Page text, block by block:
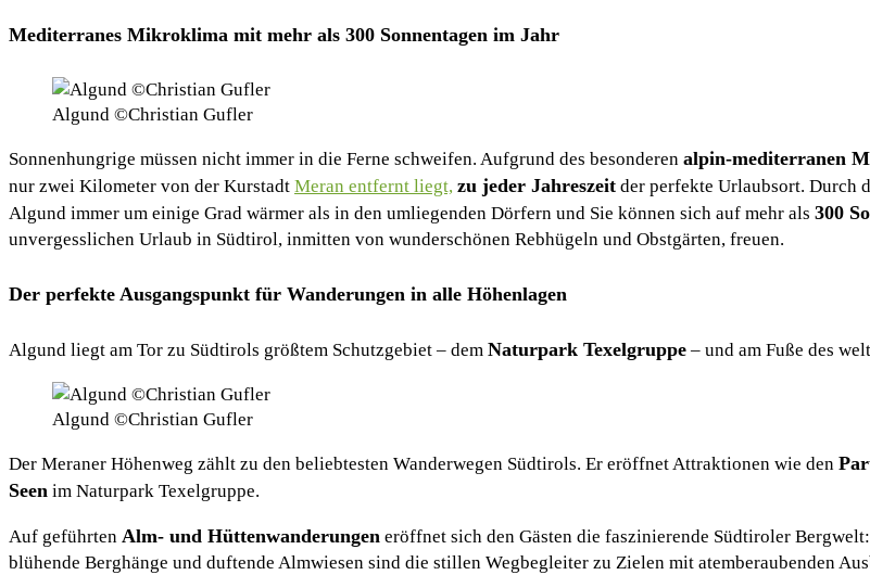
Mediterranes Mikroklima mit mehr als 300 Sonnentagen im Jahr
Algund ©Christian Gufler
Sonnenhungrige müssen nicht immer in die Ferne schweifen. Aufgrund des besonderen alpin-mediterranen
nur zwei Kilometer von der Kurstadt Meran entfernt liegt, zu jeder Jahreszeit der perfekte Urlaubsort. Durch
Algund immer um einige Grad wärmer als in den umliegenden Dörfern und Sie können sich auf mehr als 300
unvergesslichen Urlaub in Südtirol, inmitten von wunderschönen Rebhügeln und Obstgärten, freuen.
Der perfekte Ausgangspunkt für Wanderungen in alle Höhenlagen
Algund liegt am Tor zu Südtirols größtem Schutzgebiet – dem Naturpark Texelgruppe – und am Fuße des
Algund ©Christian Gufler
Der Meraner Höhenweg zählt zu den beliebtesten Wanderwegen Südtirols. Er eröffnet Attraktionen wie den
Seen im Naturpark Texelgruppe.
Auf geführten Alm- und Hüttenwanderungen eröffnet sich den Gästen die faszinierende Südtiroler
blühende Berghänge und duftende Almwiesen sind die stillen Wegbegleiter zu Zielen mit atemberaubenden